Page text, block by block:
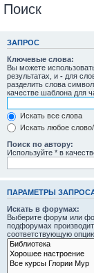
Поиск
ЗАПРОС
Ключевые слова:
Вы можете
результатах, и - для
разделить слова
качестве шаблона для
Искать все слова
Искать любое
Поиск по автору:
Используйте * в
ПАРАМЕТРЫ
Искать в форумах:
Выберите форум или
подфорумах
соответствующую